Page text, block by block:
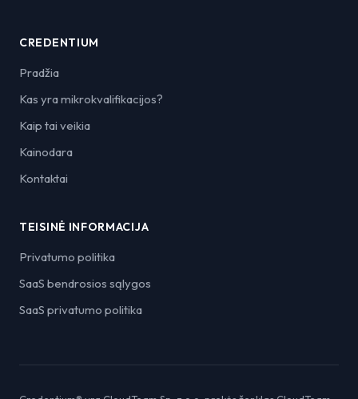
CREDENTIUM
Pradžia
Kas yra mikrokvalifikacijos?
Kaip tai veikia
Kainodara
Kontaktai
TEISINĖ INFORMACIJA
Privatumo politika
SaaS bendrosios sąlygos
SaaS privatumo politika